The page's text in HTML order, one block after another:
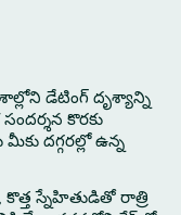
డేటింగ్ దృశ్యాన్ని
కొరకు
దగ్గరల్లో ఉన్న
స్నేహితుడితో రాత్రి